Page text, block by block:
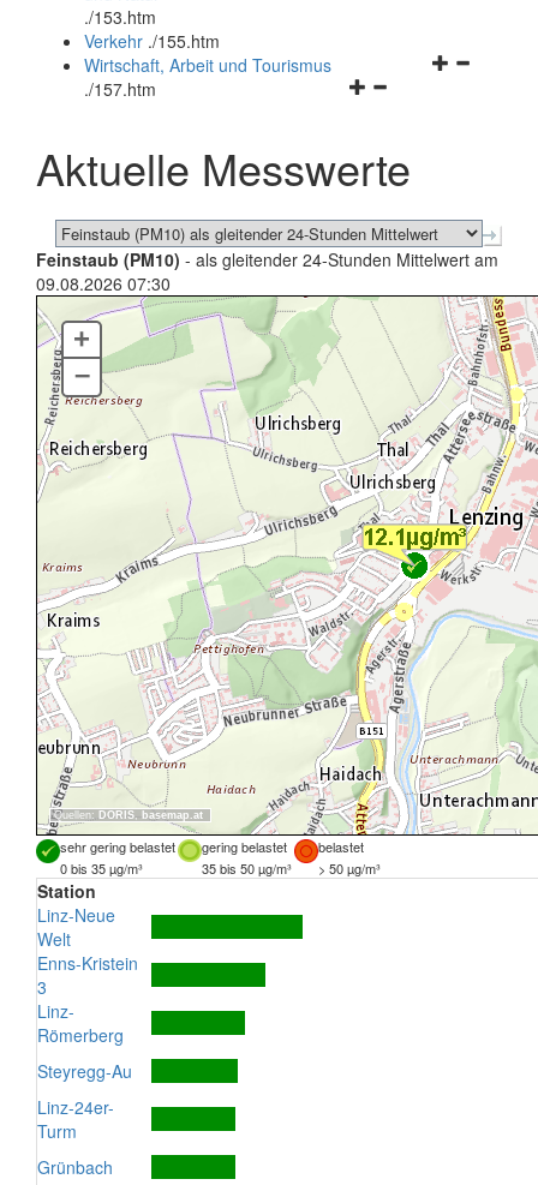
und
schließen
./153.htm
Verkehr ./155.htm
Navigationsmenü
schließen
Wirtschaft, Arbeit und Tourismus
./157.htm
Aktuelle Messwerte
Feinstaub (PM10) - als gleitender 24-Stunden Mittelwert am
09.08.2026 07:30
Quellen: DORIS, basemap.at
+
–
sehr gering belastet gering belastet
belastet
0 bis 35 µg/m³
35 bis 50 µg/m³ > 50 µg/m³
Station
Linz-Neue
Welt
Enns-Kristein
3
Linz-
Römerberg
Steyregg-Au
Linz-24er-
Turm
Grünbach